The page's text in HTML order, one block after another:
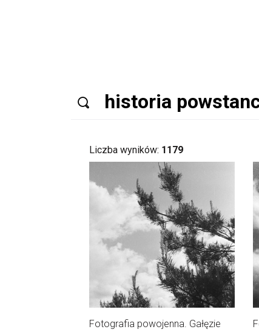
Liczba wyników: 1179
Fotografia powojenna. Gałęzie